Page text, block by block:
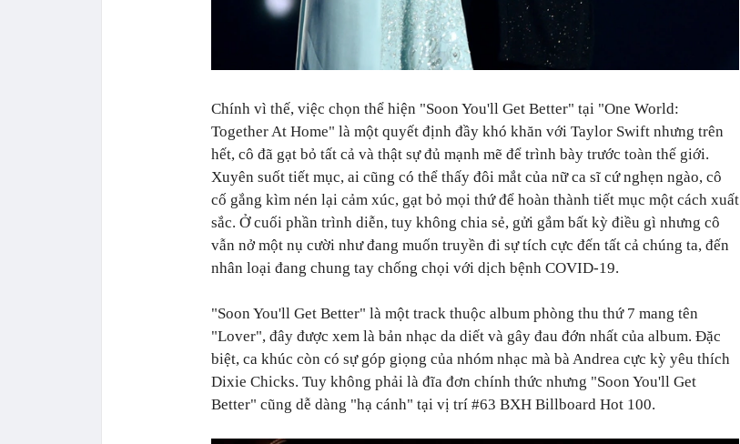
Chính vì thế, việc chọn thể hiện "Soon You'll Get Better" tại "One World:
Together At Home" là một quyết định đầy khó khăn với Taylor Swift nhưng trên
hết, cô đã gạt bỏ tất cả và thật sự đủ mạnh mẽ để trình bày trước toàn thế giới.
Xuyên suốt tiết mục, ai cũng có thể thấy đôi mắt của nữ ca sĩ cứ nghẹn ngào, cô
cố gắng kìm nén lại cảm xúc, gạt bỏ mọi thứ để hoàn thành tiết mục một cách xuất
sắc. Ở cuối phần trình diễn, tuy không chia sẻ, gửi gắm bất kỳ điều gì nhưng cô
vẫn nở một nụ cười như đang muốn truyền đi sự tích cực đến tất cả chúng ta, đến
nhân loại đang chung tay chống chọi với dịch bệnh COVID-19.
"Soon You'll Get Better" là một track thuộc album phòng thu thứ 7 mang tên
"Lover", đây được xem là bản nhạc da diết và gây đau đớn nhất của album. Đặc
biệt, ca khúc còn có sự góp giọng của nhóm nhạc mà bà Andrea cực kỳ yêu thích
Dixie Chicks. Tuy không phải là đĩa đơn chính thức nhưng "Soon You'll Get
Better" cũng dễ dàng "hạ cánh" tại vị trí #63 BXH Billboard Hot 100.